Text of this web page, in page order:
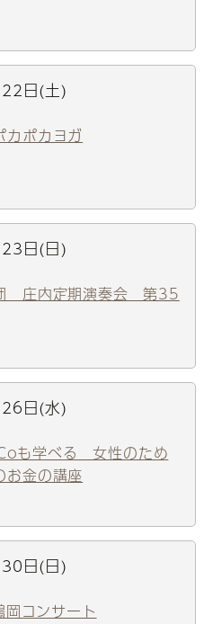
日(土)
カポカヨガ
日(日)
庄内定期演奏会 第35
日(水)
も学べる 女性のため
お金の講座
日(日)
コンサート